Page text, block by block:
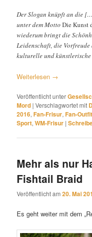
Der Slogan knüpft an die
unter dem MottoDie Kunst
wiederum bringt die
Leidenschaft, die
kulturelle und
Weiterlesen →
Veröffentlicht unter
Mord |Verschlagwortet mit
2016,Fan-Frisur,Fan-Outfit
Sport,WM-Frisur |
Mehr als nur
Fishtail Braid
Veröffentlicht am20. Mai
Es geht weiter mit dem